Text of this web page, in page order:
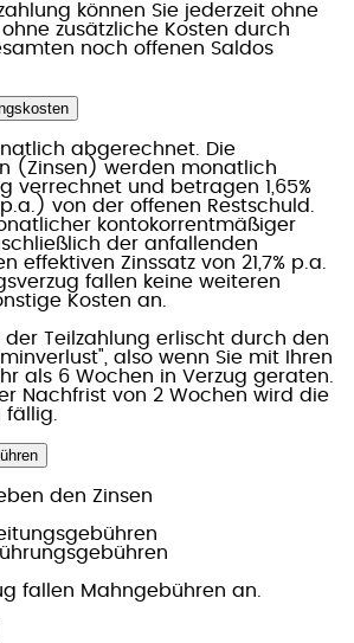
können Sie jederzeit ohne
zusätzliche Kosten durch
noch offenen Saldos
abgerechnet. Die
(Zinsen) werden monatlich
verrechnet und betragen 1,65%
von der offenen Restschuld.
kontokorrentmäßiger
der anfallenden
effektiven Zinssatz von 21,7% p.a.
fallen keine weiteren
Kosten an.
der Teilzahlung erlischt durch den
also wenn Sie mit Ihren
als 6 Wochen in Verzug geraten.
Nachfrist von 2 Wochen wird die
fällig.
den Zinsen
fallen Mahngebühren an.